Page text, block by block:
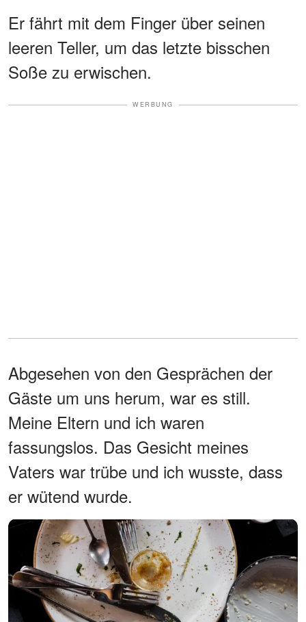
Er fährt mit dem Finger über seinen
leeren Teller, um das letzte bisschen
Soße zu erwischen.
WERBUNG
Abgesehen von den Gesprächen der
Gäste um uns herum, war es still.
Meine Eltern und ich waren
fassungslos. Das Gesicht meines
Vaters war trübe und ich wusste, dass
er wütend wurde.